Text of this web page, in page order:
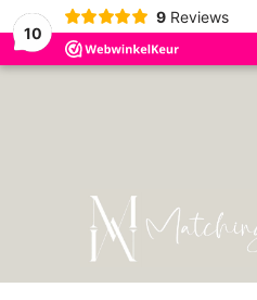
10
9 Reviews